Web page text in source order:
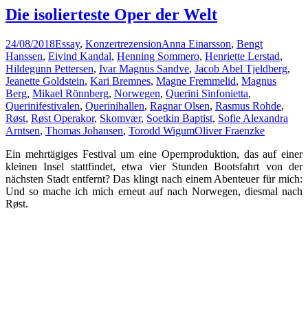
Die isolierteste Oper der Welt
24/08/2018Essay, KonzertrezensionAnna Einarsson, Bengt
Hanssen, Eivind Kandal, Henning Sommero, Henriette Lerstad,
Hildegunn Pettersen, Ivar Magnus Sandve, Jacob Abel Tjeldberg,
Jeanette Goldstein, Kari Bremnes, Magne Fremmelid, Magnus
Berg, Mikael Rönnberg, Norwegen, Querini Sinfonietta,
Querinifestivalen, Querinihallen, Ragnar Olsen, Rasmus Rohde,
Røst, Røst Operakor, Skomvær, Soetkin Baptist, Sofie Alexandra
Arntsen, Thomas Johansen, Torodd WigumOliver Fraenzke
Ein mehrtägiges Festival um eine Opernproduktion, das auf einer
kleinen Insel stattfindet, etwa vier Stunden Bootsfahrt von der
nächsten Stadt entfernt? Das klingt nach einem Abenteuer für mich:
Und so mache ich mich erneut auf nach Norwegen, diesmal nach
Røst.